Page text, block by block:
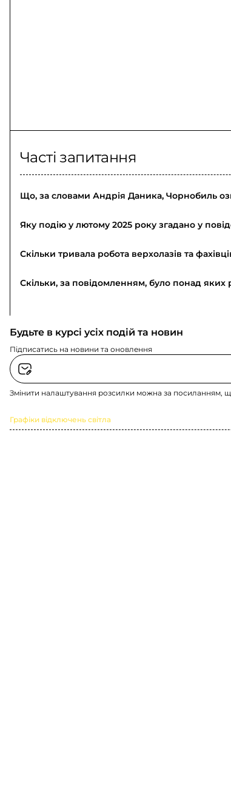
Часті запитання
Що, за словами Андрія Даника, Чорнобиль
Яку подію у лютому 2025 року згадано у
Скільки тривала робота верхолазів та
Скільки, за повідомленням, було понад
Будьте в курсі усіх подій та новин
Підписатись на новини та оновлення
Змінити налаштування розсилки можна за посиланням,
Графіки відключень світла